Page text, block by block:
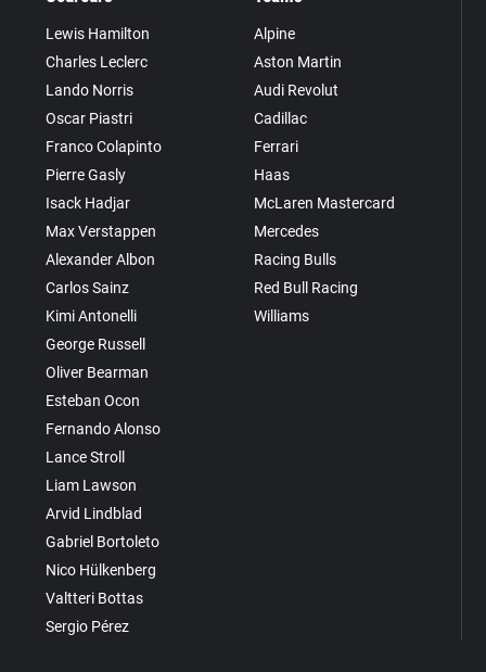
Lewis Hamilton
Charles Leclerc
Lando Norris
Oscar Piastri
Franco Colapinto
Pierre Gasly
Isack Hadjar
Max Verstappen
Alexander Albon
Carlos Sainz
Kimi Antonelli
George Russell
Oliver Bearman
Esteban Ocon
Fernando Alonso
Lance Stroll
Liam Lawson
Arvid Lindblad
Gabriel Bortoleto
Nico Hülkenberg
Valtteri Bottas
Sergio Pérez
Alpine
Aston Martin
Audi Revolut
Cadillac
Ferrari
Haas
McLaren Mastercard
Mercedes
Racing Bulls
Red Bull Racing
Williams